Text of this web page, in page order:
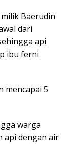
Baerudin
dari
api
ibu ferni
mencapai 5
warga
api dengan air